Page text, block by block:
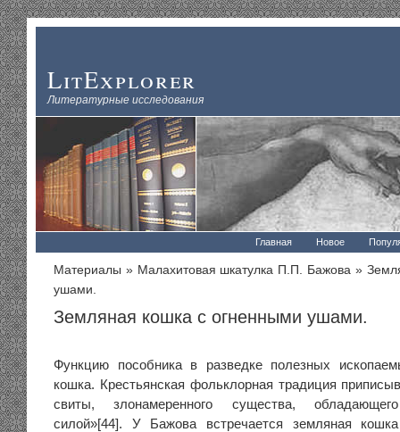
LitExplorer
Литературные исследования
Главная Новое
Материалы » Малахитовая шкатулка П.П. Бажова »
ушами.
Земляная кошка с огненными ушами.
Функцию пособника в разведке полезных
кошка. Крестьянская фольклорная традиция
свиты, злонамеренного существа, обладающего
силой»[44]. У Бажова встречается земляная